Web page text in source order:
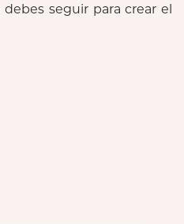
seguir para crear el